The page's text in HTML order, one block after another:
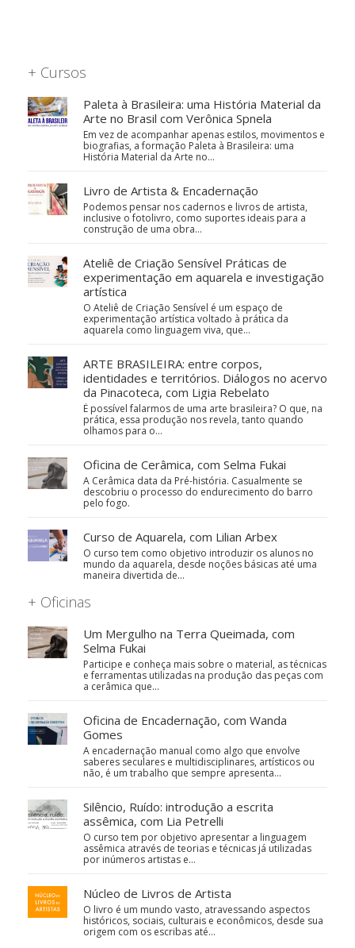
+ Cursos
Paleta à Brasileira: uma História Material da
Arte no Brasil com Verônica Spnela
Em vez de acompanhar apenas estilos, movimentos e
biografias, a formação Paleta à Brasileira: uma
História Material da Arte no…
Livro de Artista & Encadernação
Podemos pensar nos cadernos e livros de artista,
inclusive o fotolivro, como suportes ideais para a
construção de uma obra…
Ateliê de Criação Sensível Práticas de
experimentação em aquarela e investigação
artística
O Ateliê de Criação Sensível é um espaço de
experimentação artística voltado à prática da
aquarela como linguagem viva, que…
ARTE BRASILEIRA: entre corpos,
identidades e territórios. Diálogos no acervo
da Pinacoteca, com Ligia Rebelato
É possível falarmos de uma arte brasileira? O que, na
prática, essa produção nos revela, tanto quando
olhamos para o…
Oficina de Cerâmica, com Selma Fukai
A Cerâmica data da Pré-história. Casualmente se
descobriu o processo do endurecimento do barro
pelo fogo.
Curso de Aquarela, com Lilian Arbex
O curso tem como objetivo introduzir os alunos no
mundo da aquarela, desde noções básicas até uma
maneira divertida de…
+ Oficinas
Um Mergulho na Terra Queimada, com
Selma Fukai
Participe e conheça mais sobre o material, as técnicas
e ferramentas utilizadas na produção das peças com
a cerâmica que…
Oficina de Encadernação, com Wanda
Gomes
A encadernação manual como algo que envolve
saberes seculares e multidisciplinares, artísticos ou
não, é um trabalho que sempre apresenta…
Silêncio, Ruído: introdução a escrita
assêmica, com Lia Petrelli
O curso tem por objetivo apresentar a linguagem
assêmica através de teorias e técnicas já utilizadas
por inúmeros artistas e…
Núcleo de Livros de Artista
O livro é um mundo vasto, atravessando aspectos
históricos, sociais, culturais e econômicos, desde sua
origem com os escribas até…